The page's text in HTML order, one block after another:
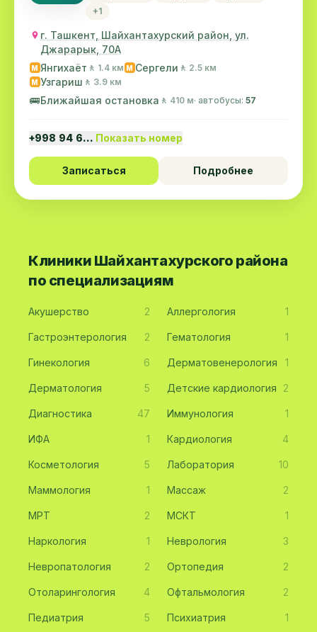
+1
г. Ташкент, Шайхантахурский район, ул.
Джарарык, 70А
M Янгихаёт 🚶 1.4 км M Сергели 🚶 2.5 км
M Узгариш 🚶 3.9 км
🚌Ближайшая остановка 🚶 410 м· автобусы: 57
+998 94 6… Показать номер
Записаться Подробнее
Клиники Шайхантахурского района
по специализациям
Акушерство 2 Аллергология 1
Гастроэнтерология 2 Гематология 1
Гинекология 6 Дерматовенерология 1
Дерматология 5 Детские кардиология 2
Диагностика 47 Иммунология 1
ИФА 1 Кардиология 4
Косметология 5 Лаборатория 10
Маммология 1 Массаж 2
МРТ 2 МСКТ 1
Наркология 1 Неврология 3
Невропатология 2 Ортопедия 2
Отоларингология 4 Офтальмология 2
Педиатрия 5 Психиатрия 1